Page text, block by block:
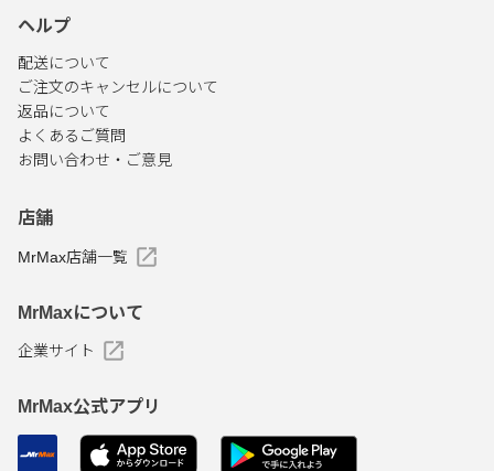
ヘルプ
配送について
ご注文のキャンセルについて
返品について
よくあるご質問
お問い合わせ・ご意見
店舗
MrMax店舗一覧
MrMaxについて
企業サイト
MrMax公式アプリ